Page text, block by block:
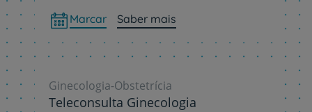
Marcar Saber mais
Ginecologia-Obstetrícia
Teleconsulta Ginecologia